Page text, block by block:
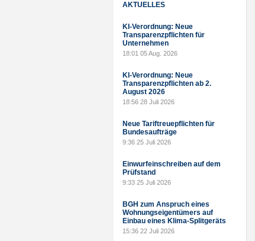
AKTUELLES
KI-Verordnung: Neue
Transparenzpflichten für
Unternehmen
18:01 05 Aug. 2026
KI-Verordnung: Neue
Transparenzpflichten ab 2.
August 2026
18:56 28 Juli 2026
Neue Tariftreuepflichten für
Bundesaufträge
9:36 25 Juli 2026
Einwurfeinschreiben auf dem
Prüfstand
9:33 25 Juli 2026
BGH zum Anspruch eines
Wohnungseigentümers auf
Einbau eines Klima-Splitgeräts
15:36 22 Juli 2026